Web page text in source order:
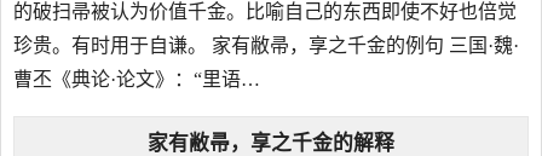
的破扫帚被认为价值千金。比喻自己的东西即使不好也倍觉
珍贵。有时用于自谦。 家有敝帚，享之千金的例句 三国·魏·
曹丕《典论·论文》：“里语…
家有敝帚，享之千金的解释